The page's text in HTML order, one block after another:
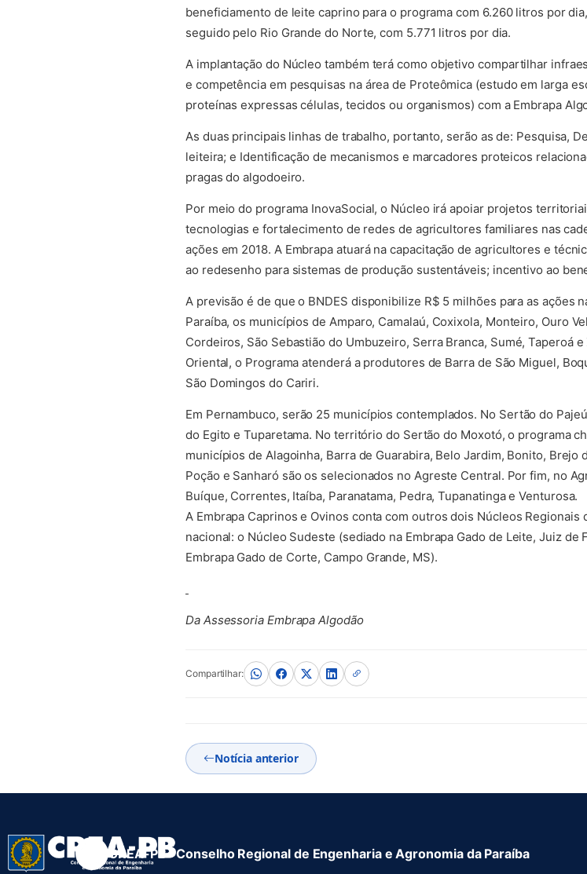
beneficiamento de leite caprino para o programa com 6.260 litros por dia,
seguido pelo Rio Grande do Norte, com 5.771 litros por dia.
A implantação do Núcleo também terá como objetivo compartilhar
e competência em pesquisas na área de Proteômica (estudo em larga
proteínas expressas células, tecidos ou organismos) com a Embrapa
As duas principais linhas de trabalho, portanto, serão as de: Pesquisa,
leiteira; e Identificação de mecanismos e marcadores proteicos
pragas do algodoeiro.
Por meio do programa InovaSocial, o Núcleo irá apoiar projetos
tecnologias e fortalecimento de redes de agricultores familiares nas
ações em 2018. A Embrapa atuará na capacitação de agricultores e
ao redesenho para sistemas de produção sustentáveis; incentivo ao
A previsão é de que o BNDES disponibilize R$ 5 milhões para as ações
Paraíba, os municípios de Amparo, Camalaú, Coxixola, Monteiro, Ouro
Cordeiros, São Sebastião do Umbuzeiro, Serra Branca, Sumé, Taperoá
Oriental, o Programa atenderá a produtores de Barra de São Miguel,
São Domingos do Cariri.
Em Pernambuco, serão 25 municípios contemplados. No Sertão do
do Egito e Tuparetama. No território do Sertão do Moxotó, o programa
municípios de Alagoinha, Barra de Guarabira, Belo Jardim, Bonito, Brejo
Poção e Sanharó são os selecionados no Agreste Central. Por fim, no
Buíque, Correntes, Itaíba, Paranatama, Pedra, Tupanatinga e Venturosa.
A Embrapa Caprinos e Ovinos conta com outros dois Núcleos
nacional: o Núcleo Sudeste (sediado na Embrapa Gado de Leite, Juiz
Embrapa Gado de Corte, Campo Grande, MS).
Da Assessoria Embrapa Algodão
Compartilhar:
Notícia anterior
CREA-PB · Conselho Regional de Engenharia e Agronomia da Paraíba